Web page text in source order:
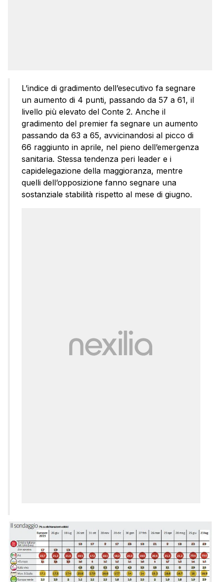
L’indice di gradimento dell’esecutivo fa segnare
un aumento di 4 punti, passando da 57 a 61, il
livello più elevato del Conte 2. Anche il
gradimento del premier fa segnare un aumento
passando da 63 a 65, avvicinandosi al picco di
66 raggiunto in aprile, nel pieno dell’emergenza
sanitaria. Stessa tendenza peri leader e i
capidelegazione della maggioranza, mentre
quelli dell’opposizione fanno segnare una
sostanziale stabilità rispetto al mese di giugno.